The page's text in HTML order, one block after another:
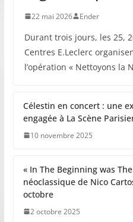
22 mai 2026 Ender
Durant trois jours, les 25,
Centres E.Leclerc
l’opération « Nettoyons la
Célestin en concert : une
engagée à La Scène
10 novembre 2025
« In The Beginning was
néoclassique de Nico
octobre
2 octobre 2025